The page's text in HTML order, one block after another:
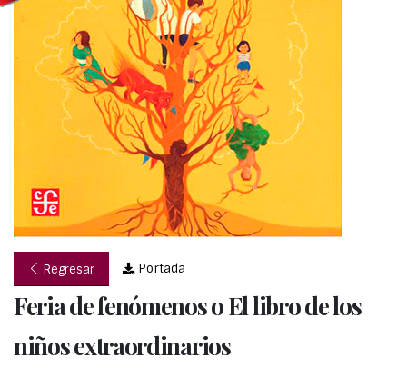
Regresar Portada
Feria de fenómenos o El libro de los
niños extraordinarios